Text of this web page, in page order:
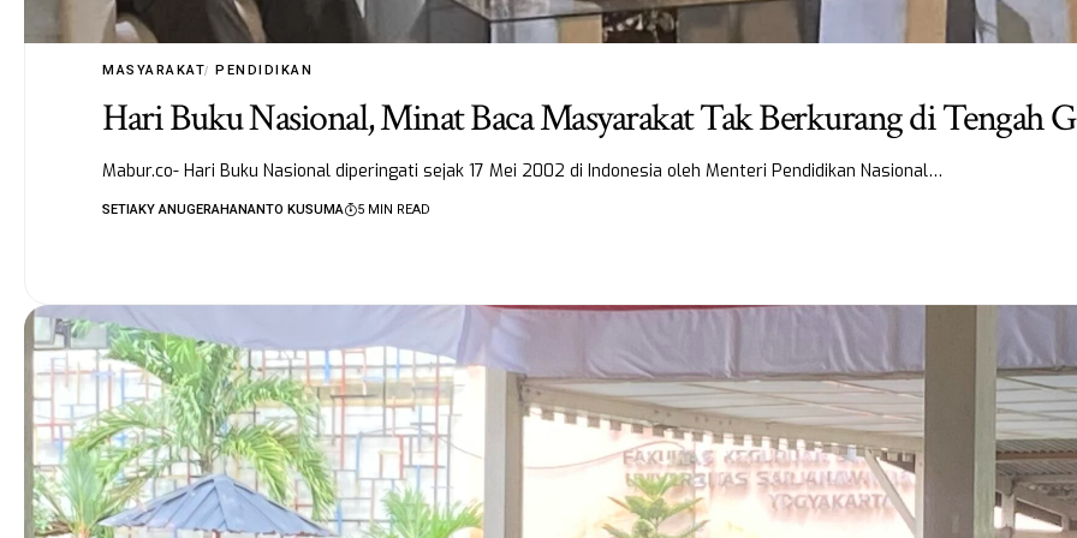
MASYARAKAT PENDIDIKAN
Hari Buku Nasional, Minat Baca Masyarakat Tak Berkurang di Tengah
Mabur.co- Hari Buku Nasional diperingati sejak 17 Mei 2002 di Indonesia oleh Menteri Pendidikan Nasional…
SETIAKY ANUGERAHANANTO KUSUMA 5 MIN READ